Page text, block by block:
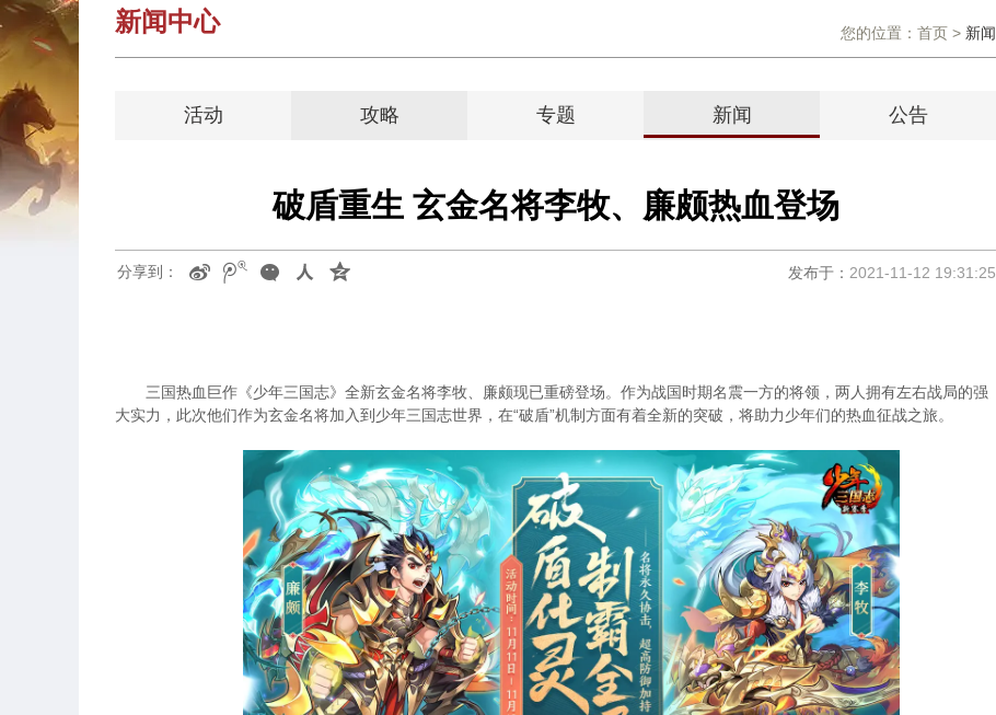
新闻中心 您的位置： 首页 > 新闻
活动 攻略 专题 新闻 公告
破盾重生 玄金名将李牧、廉颇热血登场
发布于： 2021-11-12 19:31:25
分享到：
三国热血巨作《少年三国志》全新玄金名将李牧、廉颇现已重磅登场。作为战国时期名震一方的将领，两人拥有左右战局的强
大实力，此次他们作为玄金名将加入到少年三国志世界，在“破盾”机制方面有着全新的突破，将助力少年们的热血征战之旅。